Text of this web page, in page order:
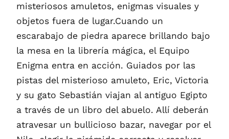
misteriosos amuletos, enigmas visuales y
objetos fuera de lugar.Cuando un
escarabajo de piedra aparece brillando bajo
la mesa en la librería mágica, el Equipo
Enigma entra en acción. Guiados por las
pistas del misterioso amuleto, Eric, Victoria
y su gato Sebastián viajan al antiguo Egipto
a través de un libro del abuelo. Allí deberán
atravesar un bullicioso bazar, navegar por el